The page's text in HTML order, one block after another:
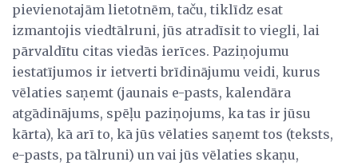
pievienotajām lietotnēm, taču, tiklīdz esat
izmantojis viedtālruni, jūs atradīsit to viegli, lai
pārvaldītu citas viedās ierīces. Paziņojumu
iestatījumos ir ietverti brīdinājumu veidi, kurus
vēlaties saņemt (jaunais e-pasts, kalendāra
atgādinājums, spēļu paziņojums, ka tas ir jūsu
kārta), kā arī to, kā jūs vēlaties saņemt tos (teksts,
e-pasts, pa tālruni) un vai jūs vēlaties skaņu,